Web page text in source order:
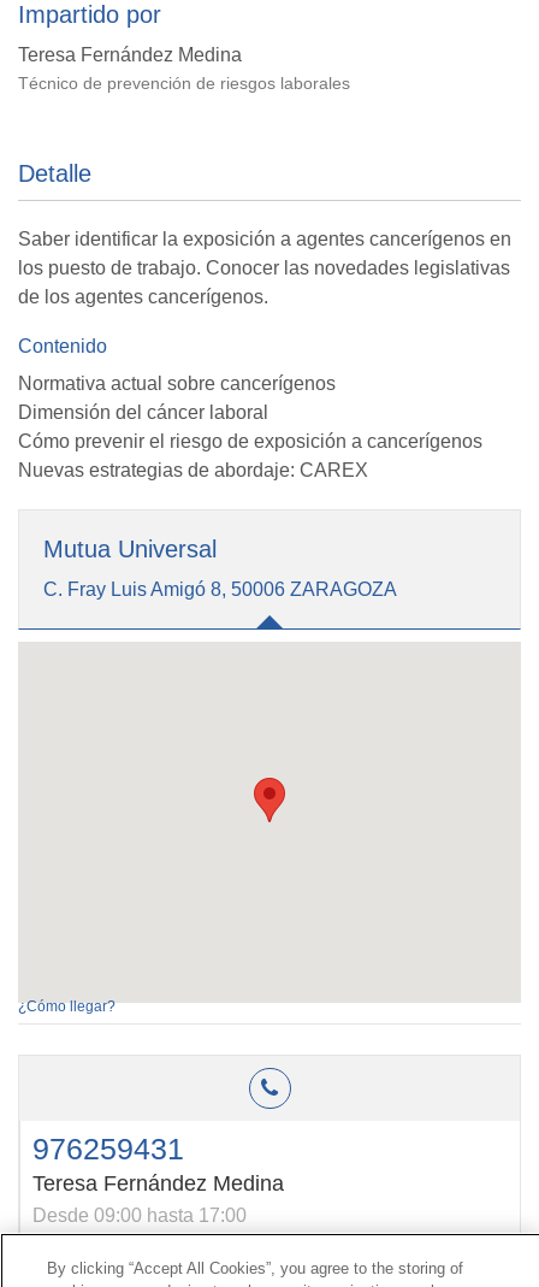
Impartido por
Teresa Fernández Medina
Técnico de prevención de riesgos laborales
Detalle
Saber identificar la exposición a agentes cancerígenos en
los puesto de trabajo. Conocer las novedades legislativas
de los agentes cancerígenos.
Contenido
Normativa actual sobre cancerígenos
Dimensión del cáncer laboral
Cómo prevenir el riesgo de exposición a cancerígenos
Nuevas estrategias de abordaje: CAREX
Mutua Universal
C. Fray Luis Amigó 8, 50006 ZARAGOZA
¿Cómo llegar?
976259431
Teresa Fernández Medina
Desde 09:00 hasta 17:00
By clicking “Accept All Cookies”, you agree to the storing of